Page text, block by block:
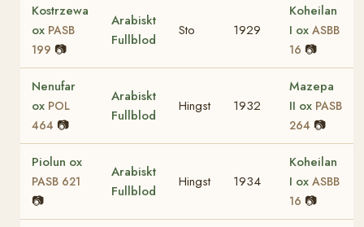
Kostrzewa
ox PASB
199 📷
Arabiskt
Fullblod
Sto 1929
Koheilan
I ox ASBB
16 📷
Nenufar
ox POL
464 📷
Arabiskt
Fullblod
Hingst 1932
Mazepa
II ox PASB
264 📷
Piolun ox
PASB 621
📷
Arabiskt
Fullblod
Hingst 1934
Koheilan
I ox ASBB
16 📷